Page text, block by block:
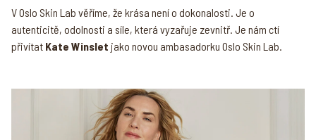
V Oslo Skin Lab věříme, že krása není o dokonalosti. Je o
autenticitě, odolnosti a síle, která vyzařuje zevnitř. Je nám ctí
přivítat Kate Winslet jako novou ambasadorku Oslo Skin Lab.